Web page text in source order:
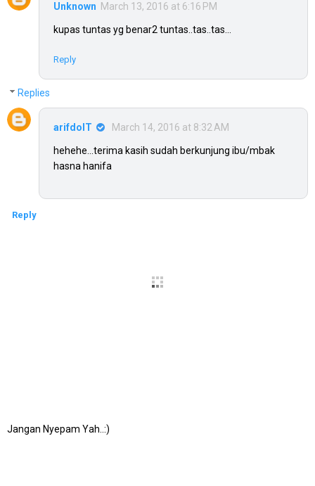
Unknown March 13, 2016 at 6:16 PM
kupas tuntas yg benar2 tuntas..tas..tas...
Reply
Replies
arifdoIT March 14, 2016 at 8:32 AM
hehehe...terima kasih sudah berkunjung ibu/mbak
hasna hanifa
Reply
Jangan Nyepam Yah..:)